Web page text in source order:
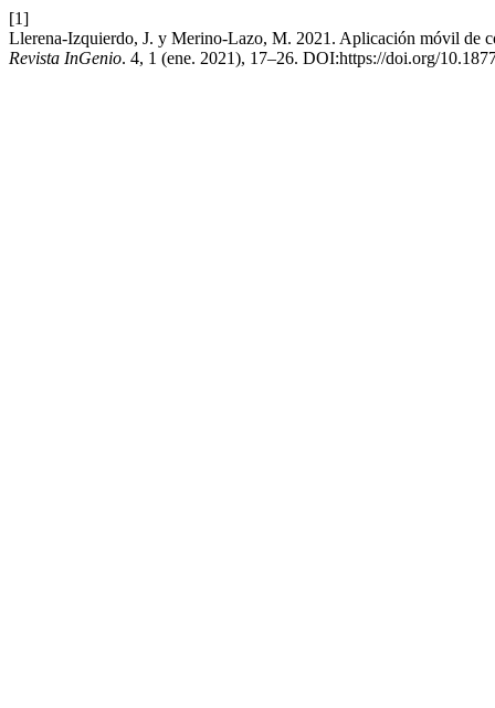
[1]
Llerena-Izquierdo, J. y Merino-Lazo, M. 2021. Aplicación móvil de
Revista InGenio. 4, 1 (ene. 2021), 17–26. DOI:https://doi.org/